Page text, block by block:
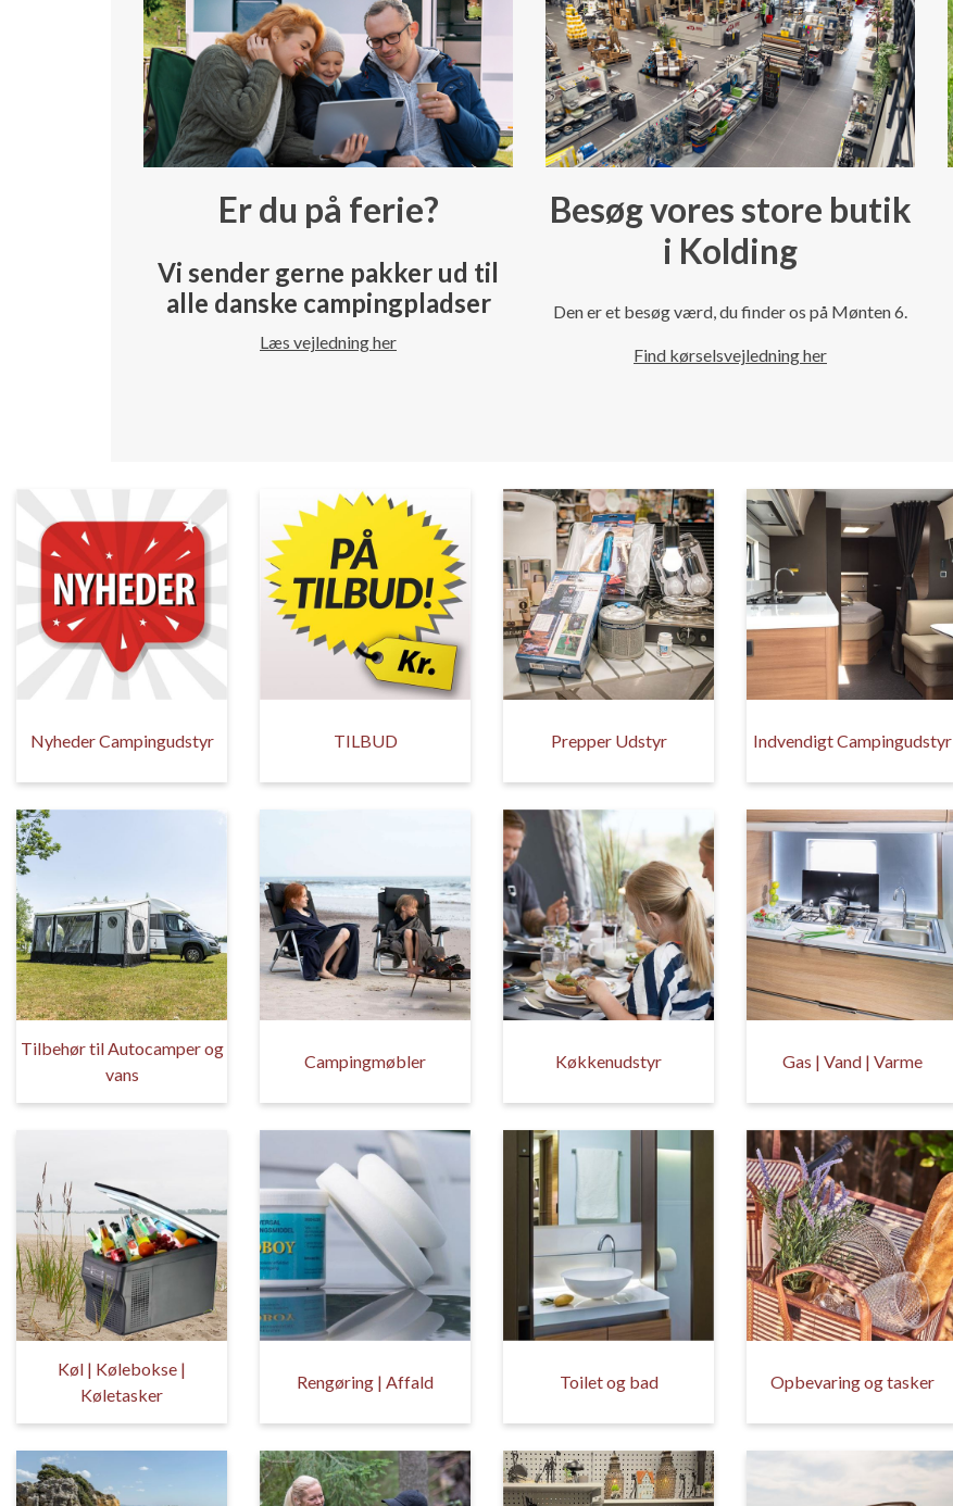
Er du på ferie?
Vi sender gerne pakker ud til
alle danske campingpladser
Læs vejledning her
Besøg vores store butik
i Kolding
Den er et besøg værd, du finder os på Mønten 6.
Find kørselsvejledning her
Nyheder Campingudstyr TILBUD Prepper Udstyr Indvendigt Campingudstyr
Tilbehør til Autocamper og
vans
Campingmøbler Køkkenudstyr Gas | Vand | Varme
Køl | Kølebokse |
Køletasker
Rengøring | Affald Toilet og bad Opbevaring og tasker